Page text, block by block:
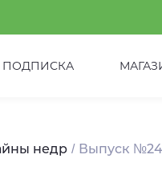
ПОДПИСКА
недр Выпуск